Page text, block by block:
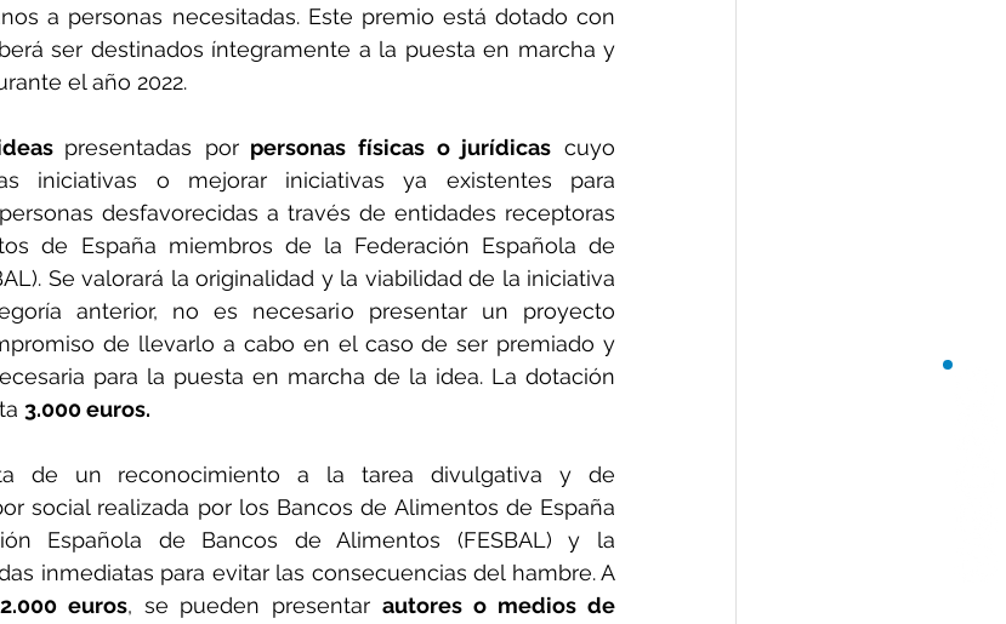
a personas necesitadas. Este premio está dotado con
ser destinados íntegramente a la puesta en marcha y
el año 2022.
presentadas por personas físicas o jurídicas cuyo
iniciativas o mejorar iniciativas ya existentes para
desfavorecidas a través de entidades receptoras
de España miembros de la Federación Española de
Se valorará la originalidad y la viabilidad de la iniciativa
anterior, no es necesario presentar un proyecto
de llevarlo a cabo en el caso de ser premiado y
para la puesta en marcha de la idea. La dotación
3.000 euros.
de un reconocimiento a la tarea divulgativa y de
social realizada por los Bancos de Alimentos de España
Española de Bancos de Alimentos (FESBAL) y la
inmediatas para evitar las consecuencias del hambre. A
2.000 euros, se pueden presentar autores o medios de